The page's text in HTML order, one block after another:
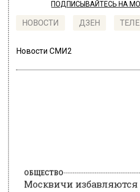
ПОДПИСЫВАЙТЕСЬ НА
НОВОСТИ ДЗЕН
Новости СМИ2
В центральном офисе